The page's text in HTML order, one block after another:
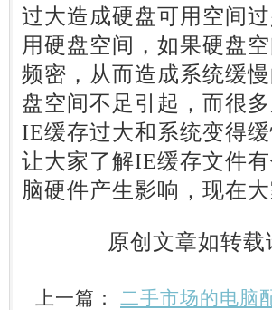
过大造成硬盘可用空间
用硬盘空间，如果硬盘
频密，从而造成系统缓
盘空间不足引起，而很
IE缓存过大和系统变得
让大家了解IE缓存文件
脑硬件产生影响，现在
原创文章如转载
上一篇： 二手市场的电脑